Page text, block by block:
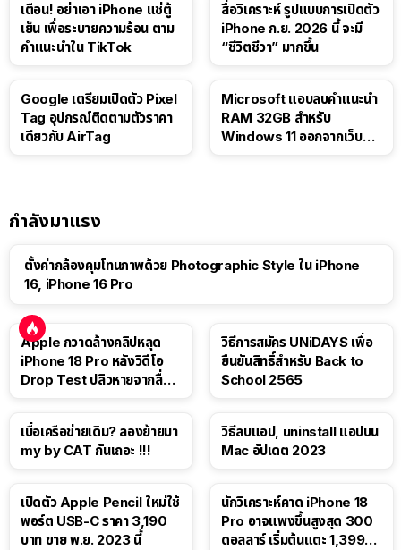
เตือน! อย่าเอา iPhone แช่ตู้
เย็น เพื่อระบายความร้อน ตาม
คำแนะนำใน TikTok
สื่อวิเคราะห์ รูปแบบการเปิดตัว
iPhone ก.ย. 2026 นี้ จะมี
“ชีวิตชีวา” มากขึ้น
Google เตรียมเปิดตัว Pixel
Tag อุปกรณ์ติดตามตัวราคา
เดียวกับ AirTag
Microsoft แอบลบคำแนะนำ
RAM 32GB สำหรับ
Windows 11 ออกจากเว็บตัว
กำลังมาแรง
ตั้งค่ากล้องคุมโทนภาพด้วย Photographic Style ใน iPhone
16, iPhone 16 Pro
Apple กวาดล้างคลิปหลุด
iPhone 18 Pro หลังวิดีโอ
Drop Test ปลิวหายจากสื่อ
วิธีการสมัคร UNiDAYS เพื่อ
ยืนยันสิทธิ์สำหรับ Back to
School 2565
เบื่อเครือข่ายเดิม? ลองย้ายมา
my by CAT กันเถอะ !!!
วิธีลบแอป, uninstall แอปบน
Mac อัปเดต 2023
เปิดตัว Apple Pencil ใหม่ใช้
พอร์ต USB-C ราคา 3,190
บาท ขาย พ.ย. 2023 นี้
นักวิเคราะห์คาด iPhone 18
Pro อาจแพงขึ้นสูงสุด 300
ดอลลาร์ เริ่มต้นแตะ 1,399